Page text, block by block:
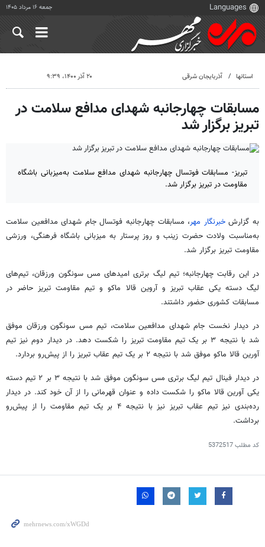
جمعه ۱۶ مرداد ۱۴۰۵
استانها آذربایجان شرقی ۲۰ آذر ۱۴۰۰، ۹:۳۹
مسابقات چهارجانبه شهدای مدافع سلامت در
تبریز برگزار شد
تبریز- مسابقات فوتسال چهارجانبه شهدای مدافع سلامت به‌میزبانی باشگاه
مقاومت در تبریز برگزار شد.
به گزارشخبرنگار مهر، مسابقات چهارجانبه فوتسال جام شهدای مدافعین سلامت
به‌مناسبت ولادت حضرت زینب و روز پرستار به میزبانی باشگاه فرهنگی، ورزشی
مقاومت تبریز برگزار شد.
در این رقابت چهارجانبه؛ تیم لیگ برتری امیدهای مسسونگون ورزقان، تیم‌های
لیگ دسته یکی عقاب تبریز و آروینقالا ماکو و تیم مقاومت تبریز حاضر در
مسابقات کشوری حضور داشتند.
در دیدار نخست جام شهدای مدافعین سلامت، تیم مس سونگونورزقان موفق
شد با نتیجه ۳ بر یک تیم مقاومت تبریز را شکست دهد. در دیدار دوم نیز تیم
آورین قالا ماکو موفق شد با نتیجه ۲ بر یک تیم عقاب تبریز را از پیش‌رو بردارد.
در دیدار فینال تیم لیگ برتری مسسونگون
موفق شد با نتیجه ۳ بر ۲ تیم دسته
یکیآورین قالا ماکو را شکست داده و عنوان قهرمانی را از آن خود کند. در دیدار
رده‌بندی نیز تیم عقاب تبریز نیز با نتیجه ۴ بر یک تیم مقاومت را از پیش‌رو
برداشت.
کد مطلب5372517